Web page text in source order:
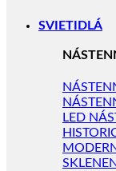
SVIETIDLÁ
LED